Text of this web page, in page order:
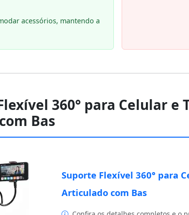
acessórios, mantendo a
360° para Celular e
Bas
Suporte Flexível 360° para
Articulado com Bas